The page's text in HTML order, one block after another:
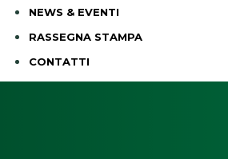
NEWS & EVENTI
RASSEGNA STAMPA
CONTATTI